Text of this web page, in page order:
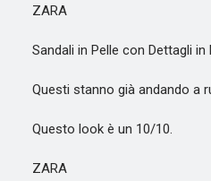
ZARA
Sandali in Pelle con Dettagli in
Questi stanno già andando a
Questo look è un 10/10.
ZARA